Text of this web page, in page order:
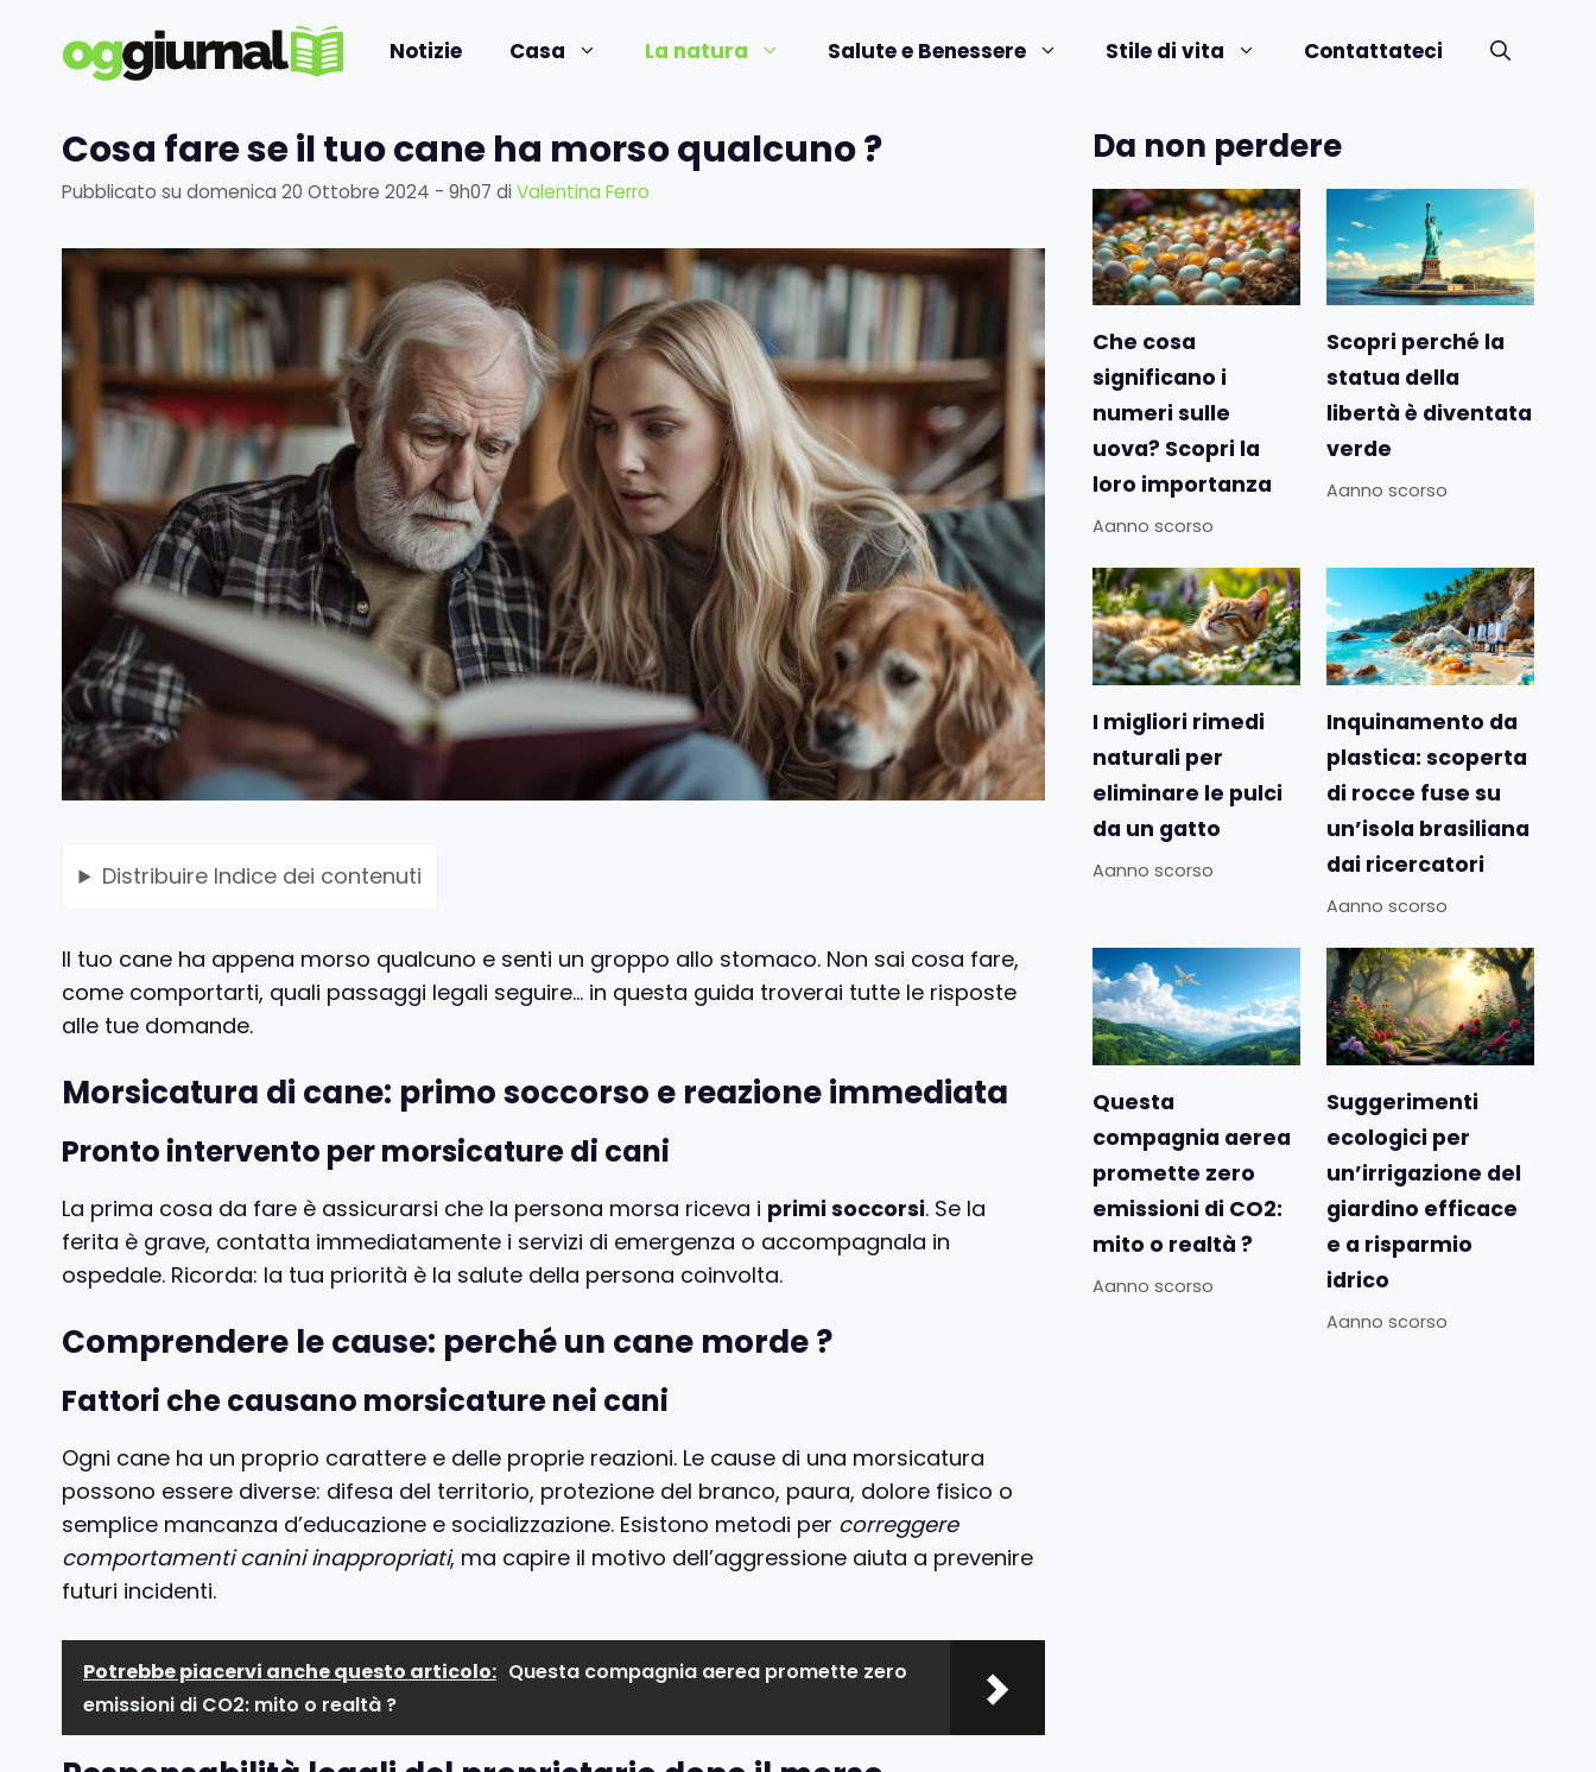
contenuto
Notizie Casa La natura Salute e Benessere Stile di vita Contattateci
Cosa fare se il tuo cane ha morso qualcuno ?
Pubblicato su domenica 20 Ottobre 2024 - 9h07 di Valentina Ferro
Distribuire Indice dei contenuti
Il tuo cane ha appena morso qualcuno e senti un groppo allo stomaco. Non sai cosa fare,
come comportarti, quali passaggi legali seguire… in questa guida troverai tutte le risposte
alle tue domande.
Morsicatura di cane: primo soccorso e reazione immediata
Pronto intervento per morsicature di cani
La prima cosa da fare è assicurarsi che la persona morsa riceva i primi soccorsi. Se la
ferita è grave, contatta immediatamente i servizi di emergenza o accompagnala in
ospedale. Ricorda: la tua priorità è la salute della persona coinvolta.
Comprendere le cause: perché un cane morde ?
Fattori che causano morsicature nei cani
Ogni cane ha un proprio carattere e delle proprie reazioni. Le cause di una morsicatura
possono essere diverse: difesa del territorio, protezione del branco, paura, dolore fisico o
semplice mancanza d’educazione e socializzazione. Esistono metodi per correggere
comportamenti canini inappropriati, ma capire il motivo dell’aggressione aiuta a prevenire
futuri incidenti.
Potrebbe piacervi anche questo articolo: Questa compagnia aerea promette zero
emissioni di CO2: mito o realtà ?
Da non perdere
Che cosa
significano i
numeri sulle
uova? Scopri la
loro importanza
Aanno scorso
Scopri perché la
statua della
libertà è diventata
verde
Aanno scorso
I migliori rimedi
naturali per
eliminare le pulci
da un gatto
Aanno scorso
Inquinamento da
plastica: scoperta
di rocce fuse su
un’isola brasiliana
dai ricercatori
Aanno scorso
Questa
compagnia aerea
promette zero
emissioni di CO2:
mito o realtà ?
Aanno scorso
Suggerimenti
ecologici per
un’irrigazione del
giardino efficace
e a risparmio
idrico
Aanno scorso